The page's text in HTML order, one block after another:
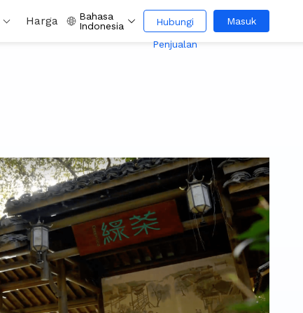
Harga
Bahasa
Indonesia
Hubungi
Penjualan
Masuk